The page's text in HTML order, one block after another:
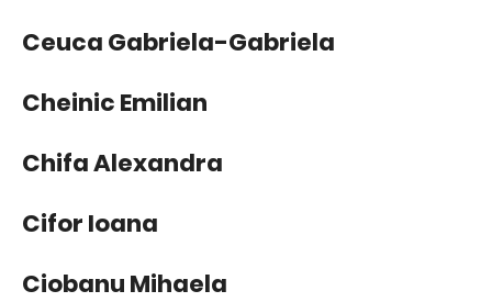
Ceuca Gabriela-Gabriela
Cheinic Emilian
Chifa Alexandra
Cifor Ioana
Ciobanu Mihaela